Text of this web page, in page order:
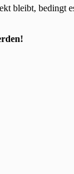
bleibt, bedingt